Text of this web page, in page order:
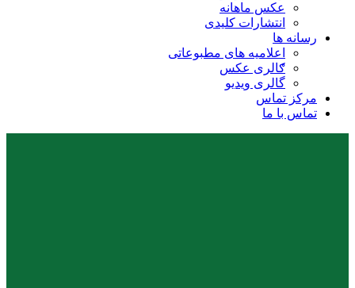
عکس ماهانه
انتشارات کلیدی
رسانه ها
اعلامیه های مطبوعاتی
ګالری عکس
گالری ویدیو
مرکز تماس
تماس با ما